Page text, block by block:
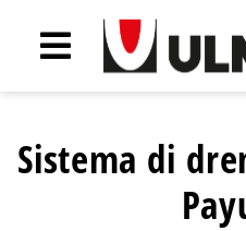
Sistema di